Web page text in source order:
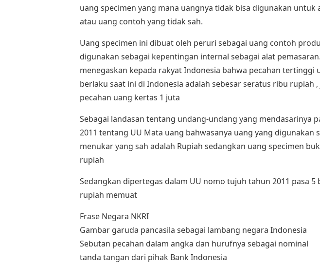
uang specimen yang mana uangnya tidak bisa digunakan untuk
atau uang contoh yang tidak sah.
Uang specimen ini dibuat oleh peruri sebagai uang contoh
digunakan sebagai kepentingan internal sebagai alat
menegaskan kepada rakyat Indonesia bahwa pecahan tertinggi
berlaku saat ini di Indonesia adalah sebesar seratus ribu rupiah
pecahan uang kertas 1 juta
Sebagai landasan tentang undang-undang yang mendasarinya
2011 tentang UU Mata uang bahwasanya uang yang digunakan
menukar yang sah adalah Rupiah sedangkan uang specimen
rupiah
Sedangkan dipertegas dalam UU nomo tujuh tahun 2011 pasa 5
rupiah memuat
Frase Negara NKRI
Gambar garuda pancasila sebagai lambang negara Indonesia
Sebutan pecahan dalam angka dan hurufnya sebagai nominal
tanda tangan dari pihak Bank Indonesia